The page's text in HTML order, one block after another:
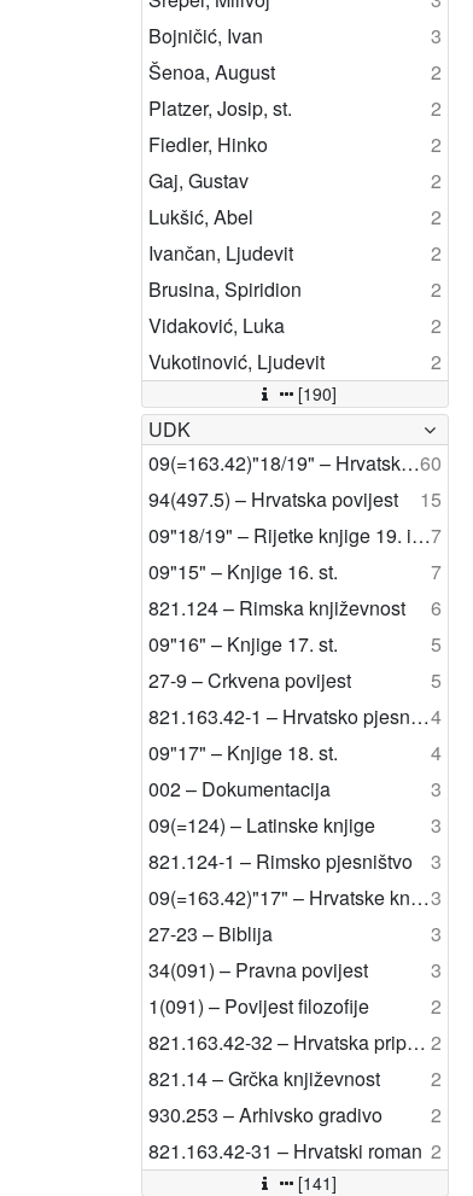
Bojničić, Ivan
3
Šenoa, August
2
Platzer, Josip, st.
2
Fiedler, Hinko
2
Gaj, Gustav
2
Lukšić, Abel
2
Ivančan, Ljudevit
2
Brusina, Spiridion
2
Vidaković, Luka
2
Vukotinović, Ljudevit
2
[190]
UDK
09(=163.42)"18/19" – Hrvatske rijetke knjige 19. i 20. st.60
94(497.5) – Hrvatska povijest
15
09"18/19" – Rijetke knjige 19. i 20. st.7
09"15" – Knjige 16. st.
7
821.124 – Rimska književnost
6
09"16" – Knjige 17. st.
5
27-9 – Crkvena povijest
5
821.163.42-1 – Hrvatsko pjesništvo4
09"17" – Knjige 18. st.
4
002 – Dokumentacija
3
09(=124) – Latinske knjige
3
821.124-1 – Rimsko pjesništvo
3
09(=163.42)"17" – Hrvatske knjige 18. st.3
27-23 – Biblija
3
34(091) – Pravna povijest
3
1(091) – Povijest filozofije
2
821.163.42-32 – Hrvatska pripovijetka 2
821.14 – Grčka književnost
2
930.253 – Arhivsko gradivo
2
821.163.42-31 – Hrvatski roman 2
[141]